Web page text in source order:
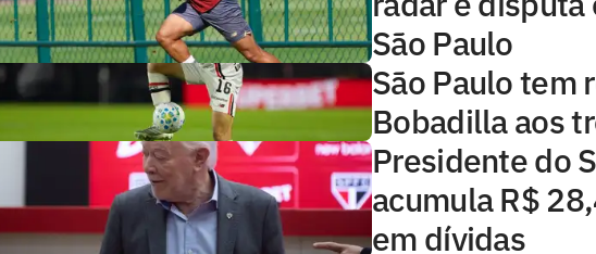
São Paulo
São Paulo tem
Bobadilla aos
Presidente do
acumula R$
em dívidas